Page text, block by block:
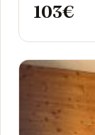
103€